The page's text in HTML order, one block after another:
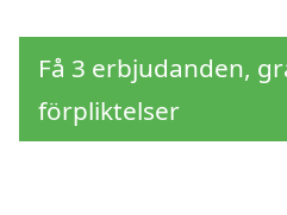
Få 3 erbjudanden,
förpliktelser